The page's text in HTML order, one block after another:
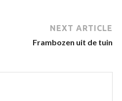
NEXT ARTICLE
Frambozen uit de tuin